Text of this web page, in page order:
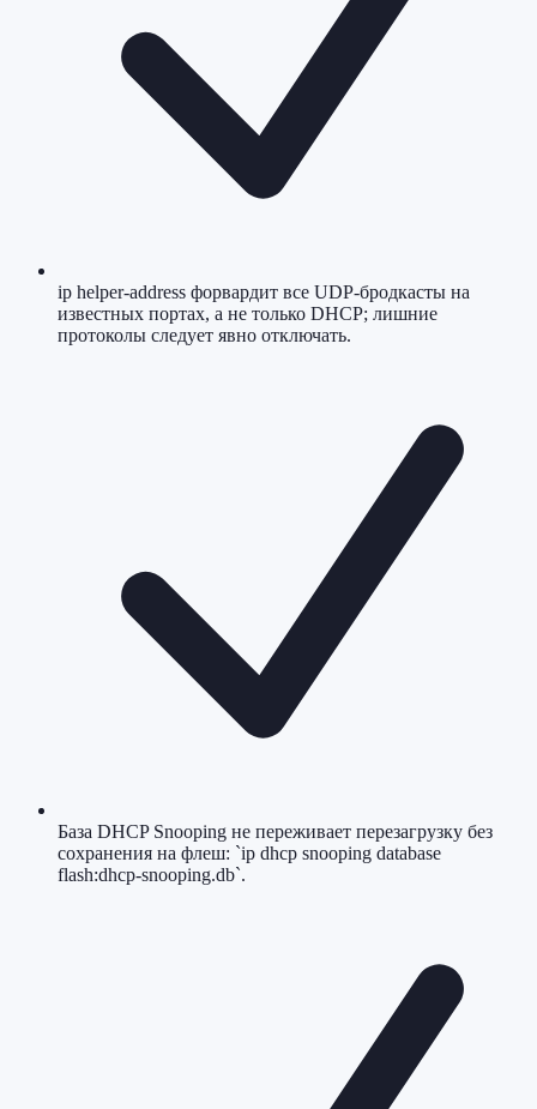
ip helper-address форвардит все UDP-бродкасты на
известных портах, а не только DHCP; лишние
протоколы следует явно отключать.
База DHCP Snooping не переживает перезагрузку без
сохранения на флеш: `ip dhcp snooping database
flash:dhcp-snooping.db`.